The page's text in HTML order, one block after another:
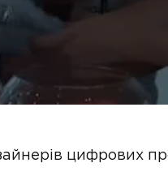
цифрових